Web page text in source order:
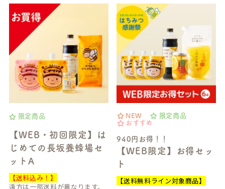
限定商品
【WEB・初回限定】は
じめての長坂養蜂場セ
ットA
【送料込み！】
遠方は一部送料が異なります。
NEW
限定商品
おすすめ
940円お得！！
【WEB限定】お得セッ
ト
【送料無料ライン対象商品】